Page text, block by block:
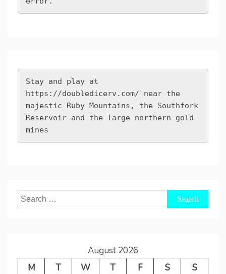
https://doubledicerv.com/ near the
majestic Ruby Mountains, the Southfork
Reservoir and the large northern gold
mines
Search
for:
August 2026
M
T W T F S
S